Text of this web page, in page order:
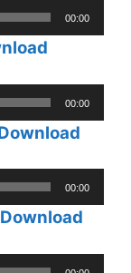
00:00
00:00
00:00
Download